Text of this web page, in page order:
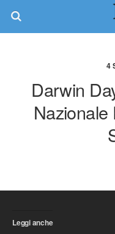
4
Darwin
Nazionale
Leggi anche